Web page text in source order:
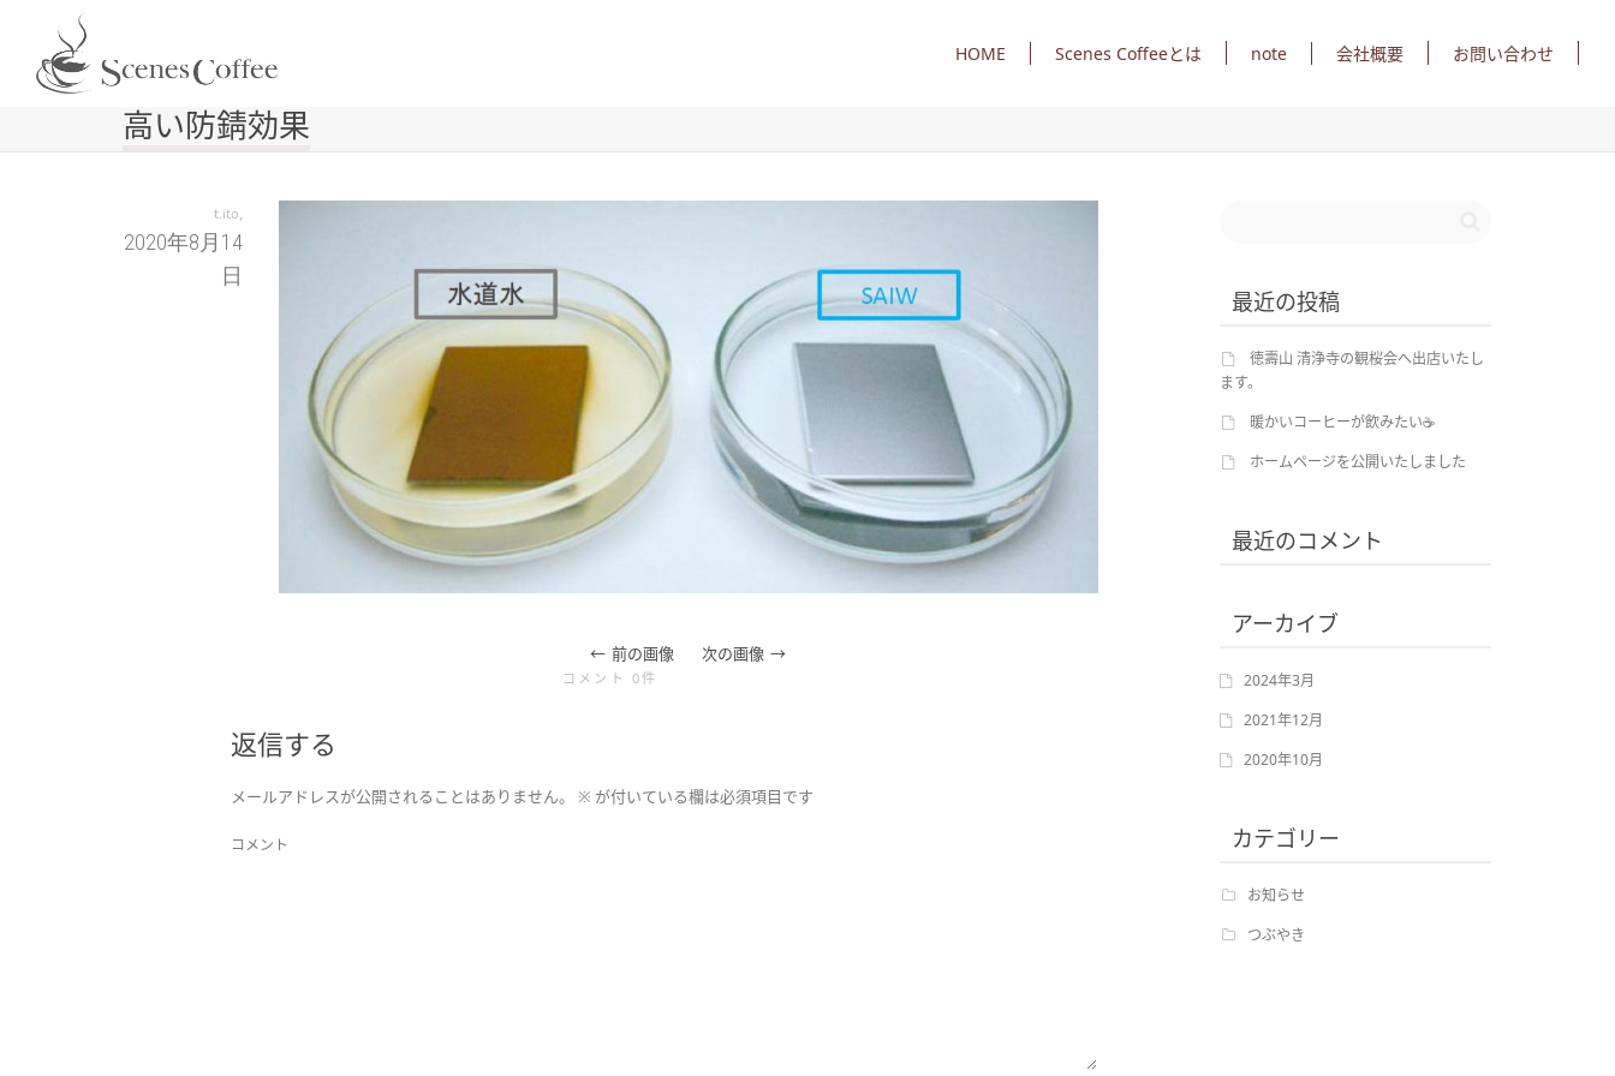
HOME Scenes Coffeeとは note 会社概要 お問い合わせ
高い防錆効果
t.ito,
2020年8月14
日
前の画像 次の画像
コメント 0件
返信する
メールアドレスが公開されることはありません。 ※ が付いている欄は必須項目です
コメント
最近の投稿
徳壽山 清浄寺の観桜会へ出店いたし
ます。
暖かいコーヒーが飲みたい☕
ホームページを公開いたしました
最近のコメント
アーカイブ
2024年3月
2021年12月
2020年10月
カテゴリー
お知らせ
つぶやき